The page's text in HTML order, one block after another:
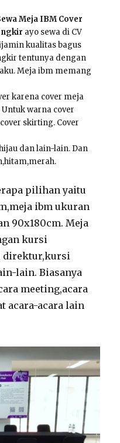
Meja IBM Cover
ayo sewa di CV
kualitas bagus
tentunya dengan
Meja ibm memang
karena cover meja
warna cover
skirting. Cover
dan lain-lain. Dan
pilihan yaitu
ibm ukuran
90x180cm. Meja
kursi
direktur,kursi
lain. Biasanya
meeting,acara
acara-acara lain